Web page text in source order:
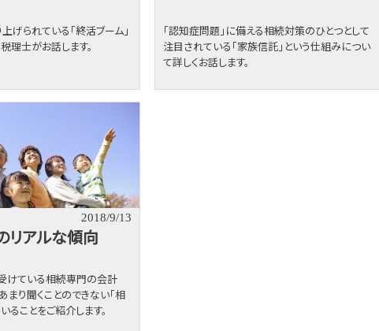
げられている「終活ブーム」
理士がお話します。
「認知症問題」に備える相続対策のひとつとして
注目されている「家族信託」という仕組みについ
て詳しくお話します。
2018/9/13
リアルな傾向
けている相続専門の会計
まり聞くことのできない「相
ることをご紹介します。